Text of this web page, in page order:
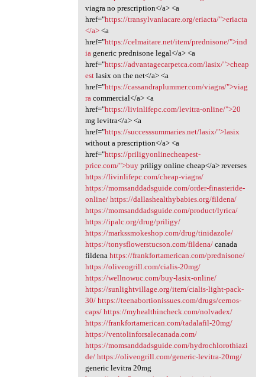
viagra no prescription</a> <a
href="https://transylvaniacare.org/eriacta/">eriacta
</a><a
href="https://celmaitare.net/item/prednisone/">ind
iageneric prednisone legal</a> <a
href="https://advantagecarpetca.com/lasix/">cheap
estlasix on the net</a> <a
href="https://cassandraplummer.com/viagra/">viag
racommercial</a> <a
href="https://livinlifepc.com/levitra-online/">20
mg levitra</a> <a
href="https://successsummaries.net/lasix/">lasix
without a prescription</a> <a
href="https://priligyonlinecheapest-
price.com/">buypriligy online cheap</a> reverses
https://livinlifepc.com/cheap-viagra/
https://momsanddadsguide.com/order-finasteride-
online/ https://dallashealthybabies.org/fildena/
https://momsanddadsguide.com/product/lyrica/
https://ipalc.org/drug/priligy/
https://markssmokeshop.com/drug/tinidazole/
https://tonysflowerstucson.com/fildena/canada
fildena https://frankfortamerican.com/prednisone/
https://oliveogrill.com/cialis-20mg/
https://wellnowuc.com/buy-lasix-online/
https://sunlightvillage.org/item/cialis-light-pack-
30/ https://teenabortionissues.com/drugs/cernos-
caps/ https://myhealthincheck.com/nolvadex/
https://frankfortamerican.com/tadalafil-20mg/
https://ventolinforsalecanada.com/
https://momsanddadsguide.com/hydrochlorothiazi
de/ https://oliveogrill.com/generic-levitra-20mg/
generic levitra 20mg